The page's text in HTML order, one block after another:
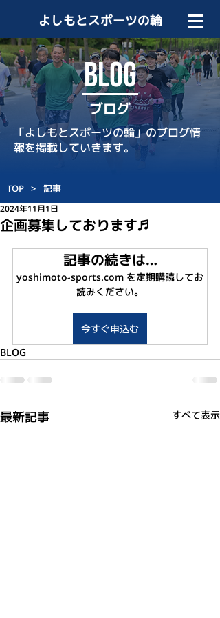
よしもとスポーツの輪
BLOG
ブログ
「よしもとスポーツの輪」のブログ情
報を掲載していきます。
TOP > 記事
企画募集しております♬
2024年11月1日
記事の続きは…
yoshimoto-sports.com を定期購読してお
読みください。
今すぐ申込む
BLOG
最新記事 すべて表示